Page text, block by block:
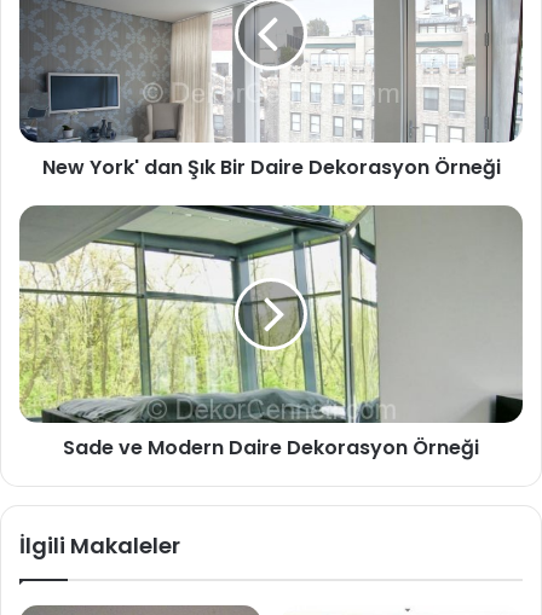
New York' dan Şık Bir Daire Dekorasyon Örneği
Sade ve Modern Daire Dekorasyon Örneği
İlgili Makaleler